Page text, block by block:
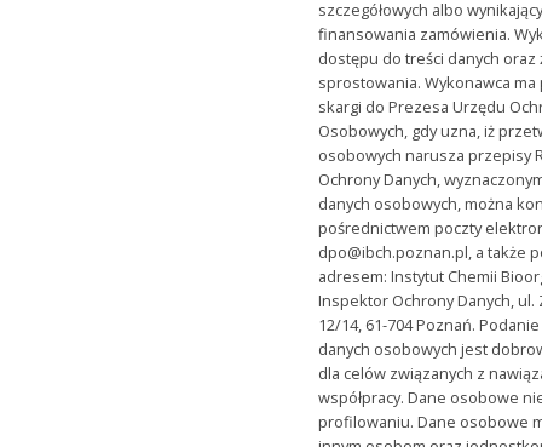
szczegółowych albo
finansowania zamówienia.
dostępu do treści danych oraz
sprostowania. Wykonawca
skargi do Prezesa Urzędu
Osobowych, gdy uzna, iż
osobowych narusza przepisy
Ochrony Danych,
danych osobowych, można
pośrednictwem poczty
dpo@ibch.poznan.pl, a także
adresem: Instytut Chemii
Inspektor Ochrony Danych,
12/14, 61-704 Poznań.
danych osobowych jest
dla celów związanych z
współpracy. Dane osobowe
profilowaniu. Dane osobowe